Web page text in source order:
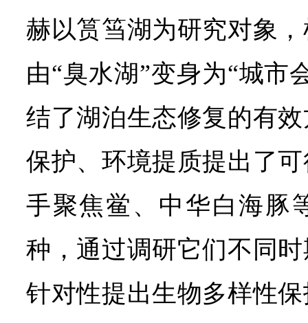
赫以筼筜湖为研究对象
由“臭水湖”变身为“城市
结了湖泊生态修复的有
保护、环境提质提出了
手聚焦鲎、中华白海豚
种，通过调研它们不同
针对性提出生物多样性